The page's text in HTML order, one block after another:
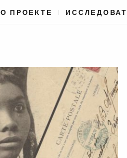
О ПРОЕКТЕ